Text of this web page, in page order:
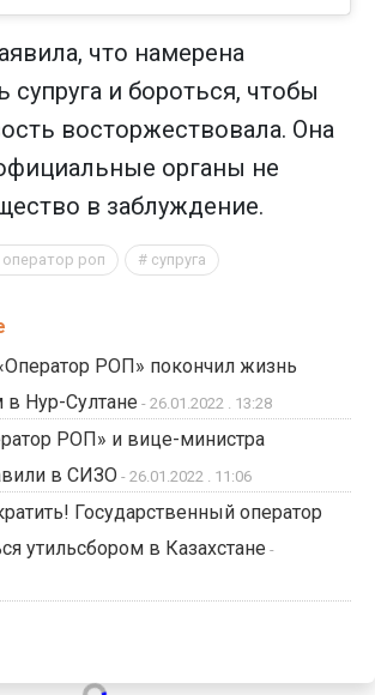
что намерена
супруга и бороться, чтобы
восторжествовала. Она
органы не
в заблуждение.
оператор роп супруга
РОП» покончил жизнь
в Нур-Султане - 26.01.2022 . 13:28
РОП» и вице-министра
в СИЗО - 26.01.2022 . 11:06
Государственный оператор
утильсбором в Казахстане -